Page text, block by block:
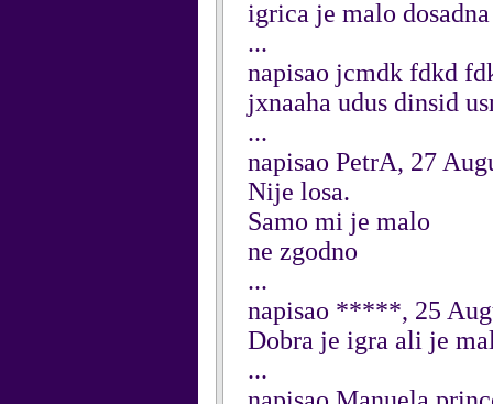
igrica je malo dosadna
...
napisao jcmdk fdkd
jxnaaha udus dinsid
...
napisao PetrA, 27
Nije losa.
Samo mi je malo
ne zgodno
...
napisao *****, 25
Dobra je igra ali je
...